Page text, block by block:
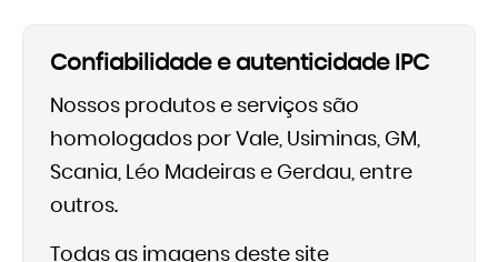
Confiabilidade e autenticidade IPC
Nossos produtos e serviços são
homologados por Vale, Usiminas, GM,
Scania, Léo Madeiras e Gerdau, entre
outros.
Todas as imagens deste site